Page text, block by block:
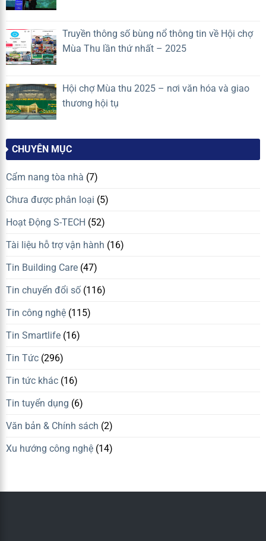
Truyền thông số bùng nổ thông tin về Hội chợ
Mùa Thu lần thứ nhất – 2025
Hội chợ Mùa thu 2025 – nơi văn hóa và giao
thương hội tụ
CHUYÊN MỤC
Cẩm nang tòa nhà (7)
Chưa được phân loại (5)
Hoạt Động S-TECH (52)
Tài liệu hỗ trợ vận hành (16)
Tin Building Care (47)
Tin chuyển đổi số (116)
Tin công nghệ (115)
Tin Smartlife (16)
Tin Tức (296)
Tin tức khác (16)
Tin tuyển dụng (6)
Văn bản & Chính sách (2)
Xu hướng công nghệ (14)